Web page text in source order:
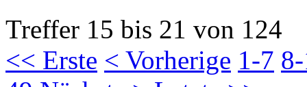
Treffer 15 bis 21 von 124
<< Erste < Vorherige 1-7